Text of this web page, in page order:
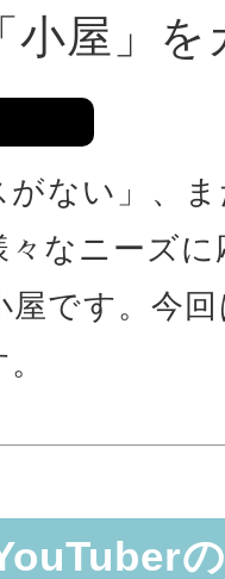
小屋」
がない」、
々なニーズ
屋です。今